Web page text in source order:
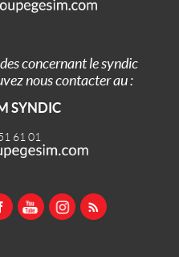
concernant le syndic
nous contacter au :
SYNDIC
61 01